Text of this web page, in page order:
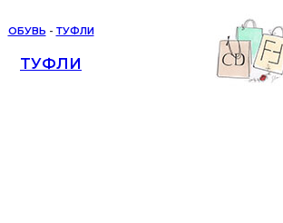
ОБУВЬ - ТУФЛИ
ТУФЛИ